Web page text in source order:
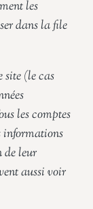
les
dans la file
site (le cas
les comptes
informations
de leur
aussi voir